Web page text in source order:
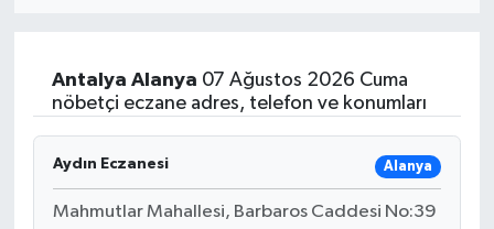
Antalya Alanya 07 Ağustos 2026 Cuma
nöbetçi eczane adres, telefon ve konumları
Aydın Eczanesi Alanya
Mahmutlar Mahallesi, Barbaros Caddesi No:39
Sağlık
Magazin